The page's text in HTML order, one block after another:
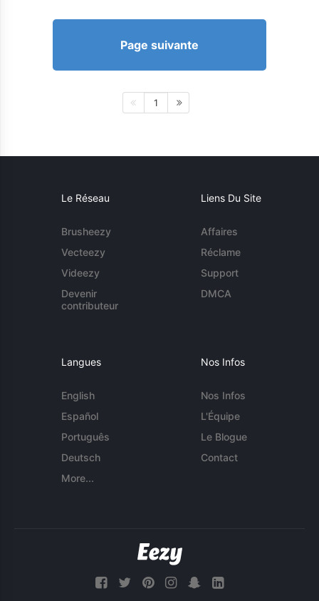
Page suivante
1
Le Réseau
Brusheezy
Vecteezy
Videezy
Devenir
contributeur
Liens Du Site
Affaires
Réclame
Support
DMCA
Langues
English
Español
Português
Deutsch
More...
Nos Infos
Nos Infos
L'Équipe
Le Blogue
Contact